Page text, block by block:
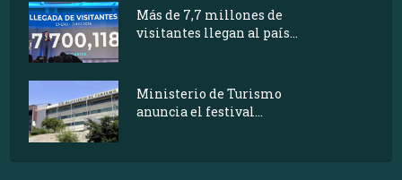
Más de 7,7 millones de
visitantes llegan al país...
Ministerio de Turismo
anuncia el festival...